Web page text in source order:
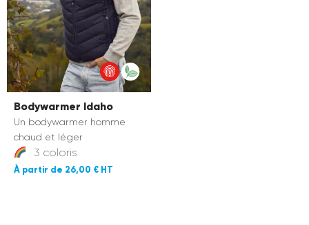
Bodywarmer Idaho
Un bodywarmer homme
chaud et léger
3 coloris
26,00 €